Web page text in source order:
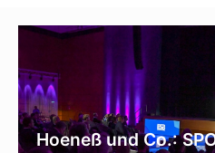
Hoeneß und Co.: